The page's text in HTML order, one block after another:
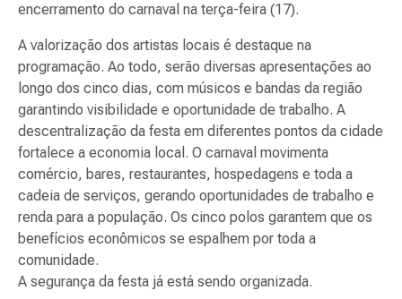
encerramento do carnaval na terça-feira (17).
A valorização dos artistas locais é destaque na
programação. Ao todo, serão diversas apresentações ao
longo dos cinco dias, com músicos e bandas da região
garantindo visibilidade e oportunidade de trabalho. A
descentralização da festa em diferentes pontos da cidade
fortalece a economia local. O carnaval movimenta
comércio, bares, restaurantes, hospedagens e toda a
cadeia de serviços, gerando oportunidades de trabalho e
renda para a população. Os cinco polos garantem que os
benefícios econômicos se espalhem por toda a
comunidade.
A segurança da festa já está sendo organizada.